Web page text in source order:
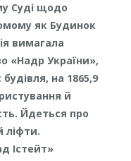
Суді щодо
як Будинок
вимагала
«Надр України»,
на 1865,9
й
Йдеться про
ліфти.
Істейт»